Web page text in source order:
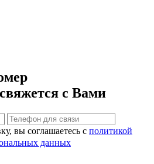
с Вами
вы соглашаетесь с политикой
данных